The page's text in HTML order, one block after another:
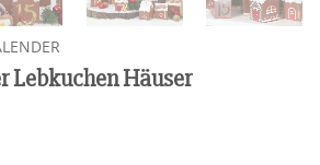
Lebkuchen Häuser